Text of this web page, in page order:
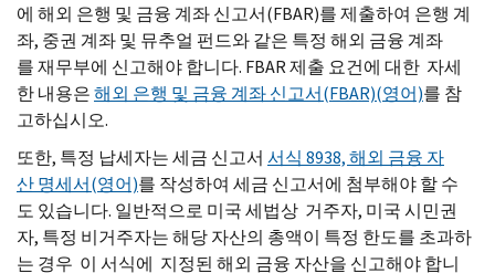
에 해외 은행 및 금융 계좌 신고서(FBAR)를 제출하여 은행 계
좌, 중권 계좌 및 뮤추얼 펀드와 같은 특정 해외 금융 계좌
를 재무부에 신고해야 합니다. FBAR제출 요건에 대한 자세
한 내용은해외 은행 및 금융 계좌 신고서(FBAR)(영어)를 참
고하십시오.
또한, 특정 납세자는 세금 신고서 서식 8938, 해외 금융 자
산 명세서(영어)를 작성하여 세금 신고서에 첨부해야 할 수
도 있습니다. 일반적으로 미국 세법상 거주자, 미국 시민권
자, 특정 비거주자는 해당 자산의 총액이 특정 한도를 초과하
는 경우 이 서식에 지정된 해외 금융 자산을 신고해야 합니